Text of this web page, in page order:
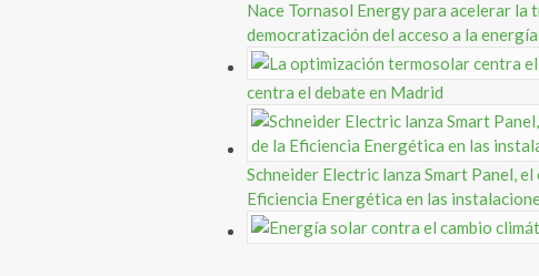
Nace Tornasol Energy para acelerar
democratización del acceso a la
centra el debate en Madrid
Schneider Electric lanza Smart Panel,
Eficiencia Energética en las